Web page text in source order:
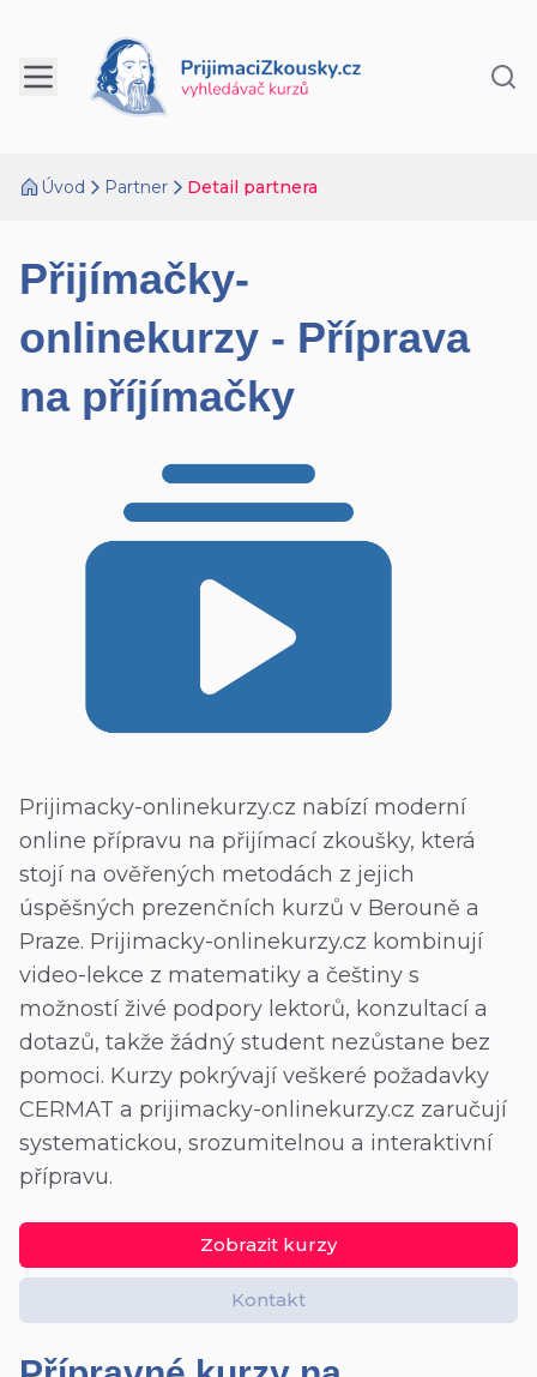
Úvod Partner Detail partnera
Přijímačky-
onlinekurzy - Příprava
na příjímačky
Prijimacky-onlinekurzy.cz nabízí moderní
online přípravu na přijímací zkoušky, která
stojí na ověřených metodách z jejich
úspěšných prezenčních kurzů v Berouně a
Praze. Prijimacky-onlinekurzy.cz kombinují
video-lekce z matematiky a češtiny s
možností živé podpory lektorů, konzultací a
dotazů, takže žádný student nezůstane bez
pomoci. Kurzy pokrývají veškeré požadavky
CERMAT a prijimacky-onlinekurzy.cz zaručují
systematickou, srozumitelnou a interaktivní
přípravu.
Zobrazit kurzy
Kontakt